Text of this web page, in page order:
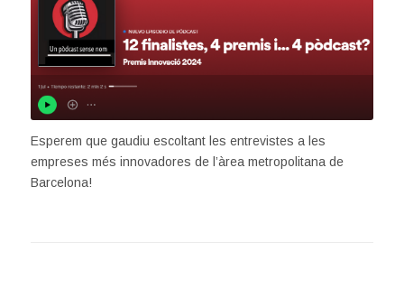
Esperem que gaudiu escoltant les entrevistes a les
empreses més innovadores de l’àrea metropolitana de
Barcelona!